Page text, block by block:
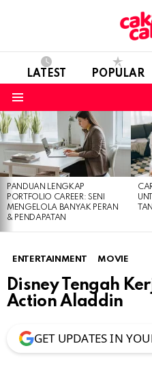
LATEST POPULAR
LATEST
STORIES
PANDUAN LENGKAP
PORTFOLIO CAREER: SENI
MENGELOLA BANYAK PERAN
& PENDAPATAN
ENTERTAINMENT MOVIE
Disney Tengah
Action Aladdin
GET UPDATES IN